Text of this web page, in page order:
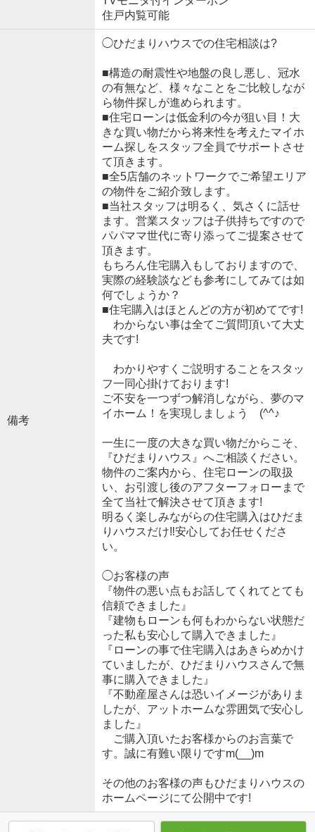
住戸内覧可能
備考
◯ひだまりハウスでの住宅相談は?
■構造の耐震性や地盤の良し悪し、冠水
の有無など、様々なことをご比較しなが
ら物件探しが進められます。
■住宅ローンは低金利の今が狙い目！大
きな買い物だから将来性を考えたマイホ
ーム探しをスタッフ全員でサポートさせ
て頂きます。
■全5店舗のネットワークでご希望エリア
の物件をご紹介致します。
■当社スタッフは明るく、気さくに話せ
ます。営業スタッフは子供持ちですので
パパママ世代に寄り添ってご提案させて
頂きます。
もちろん住宅購入もしておりますので、
実際の経験談なども参考にしてみては如
何でしょうか？
■住宅購入はほとんどの方が初めてです!
わからない事は全てご質問頂いて大丈
夫です!
わかりやすくご説明することをスタッ
フ一同心掛けております!
ご不安を一つずつ解消しながら、夢のマ
イホーム！を実現しましょう (^^♪
一生に一度の大きな買い物だからこそ、
『ひだまりハウス』へご相談ください。
物件のご案内から、住宅ローンの取扱
い、お引渡し後のアフターフォローまで
全て当社で解決させて頂きます!
明るく楽しみながらの住宅購入はひだま
りハウスだけ‼安心してお任せくださ
い。
◯お客様の声
『物件の悪い点もお話してくれてとても
信頼できました』
『建物もローンも何もわからない状態だ
った私も安心して購入できました』
『ローンの事で住宅購入はあきらめかけ
ていましたが、ひだまりハウスさんで無
事に購入できました』
『不動産屋さんは恐いイメージがありま
したが、アットホームな雰囲気で安心し
ました』
ご購入頂いたお客様からのお言葉で
す。誠に有難い限りですm(__)m
その他のお客様の声もひだまりハウスの
ホームページにて公開中です!